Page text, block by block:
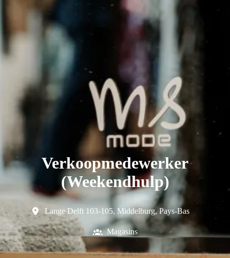
Verkoopmedewerker
(Weekendhulp)
Lange Delft 103-105, Middelburg, Pays-Bas
Magasins